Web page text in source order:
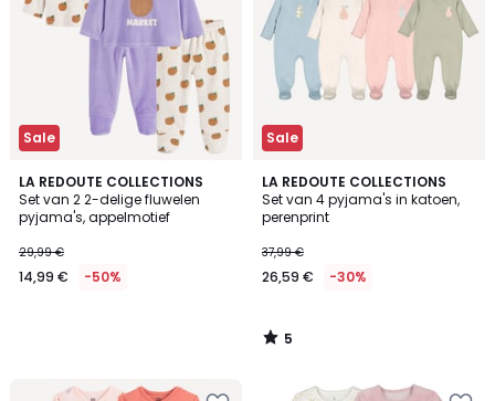
Sale
LA REDOUTE COLLECTIONS
Set van 2 2-delige fluwelen
pyjama's, appelmotief
€
In
29,99 €
14,99 € -50%
Sale
LA REDOUTE COLLECTIONS
Set van 4 pyjama's in katoen,
perenprint
37,99 €
26,59 € -30%
5
/
5
5
/